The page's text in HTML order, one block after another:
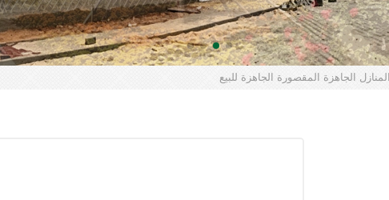
الجاهزة المقصورة الجاهزة للبيع